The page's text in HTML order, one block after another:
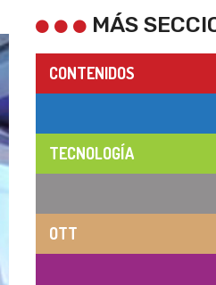
MÁS
CONTENIDOS
TECNOLOGÍA
OTT